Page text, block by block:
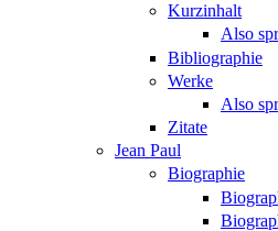
Kurzinhalt
Also
Bibliographie
Werke
Also
Zitate
Jean Paul
Biographie